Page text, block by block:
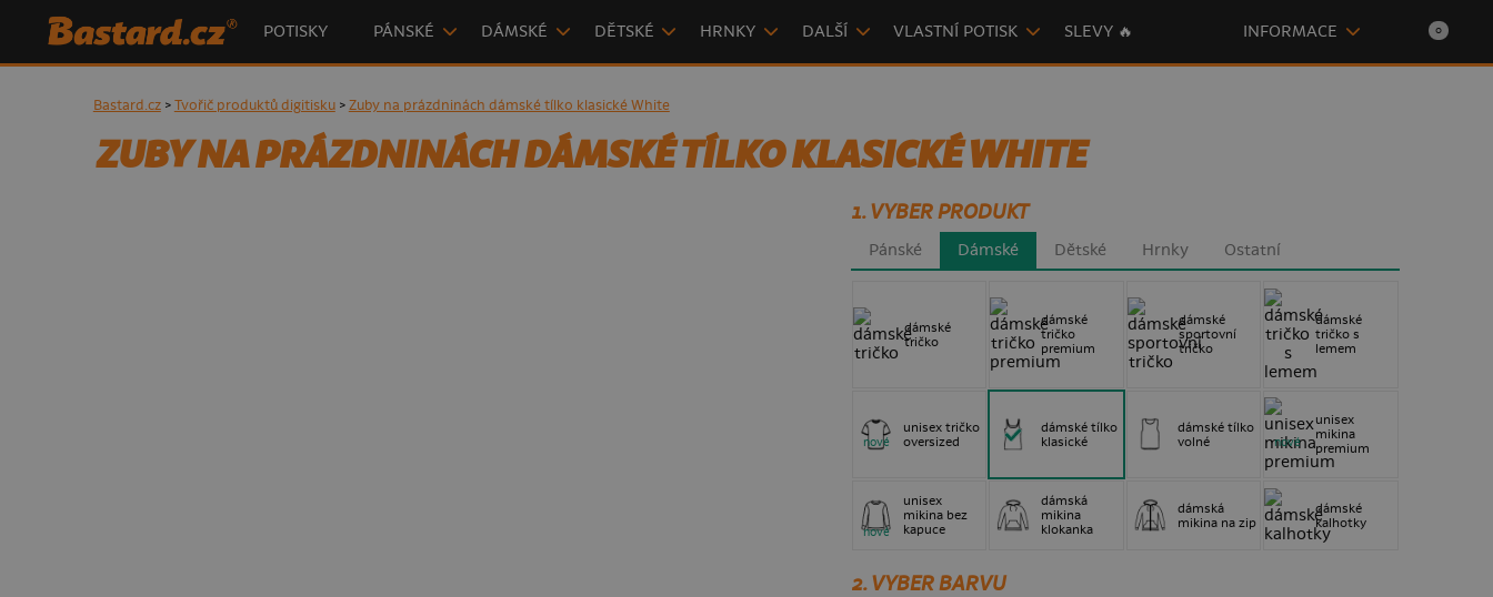
POTISKY PÁNSKÉ DÁMSKÉ DĚTSKÉ HRNKY DALŠÍ VLASTNÍ POTISK SLEVY 🔥 INFORMACE 0
Bastard.cz> Tvořič produktů digitisku> Zuby na prázdninách dámské tílko klasické White
ZUBY NA PRÁZDNINÁCH DÁMSKÉ TÍLKO KLASICKÉ WHITE
1. VYBER PRODUKT
Pánské Dámské Dětské Hrnky Ostatní
dámské
tričko
dámské
tričko
premium
dámské
sportovní
tričko
dámské
tričko s
lemem
unisex tričko
oversized
nové
dámské tílko
klasické
dámské tílko
volné
unisex
mikina
premium
nové
unisex
mikina bez
kapuce
nové
dámská
mikina
klokanka
dámská
mikina na zip
dámské
kalhotky
2. VYBER BARVU